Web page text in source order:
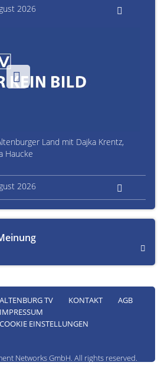
2026
Land mit Dajka Krentz,
Haucke
2026
ALTENBURG TV KONTAKT
AGB
IMPRESSUM
COOKIE EINSTELLUNGEN
Networks GmbH. All rights reserved.